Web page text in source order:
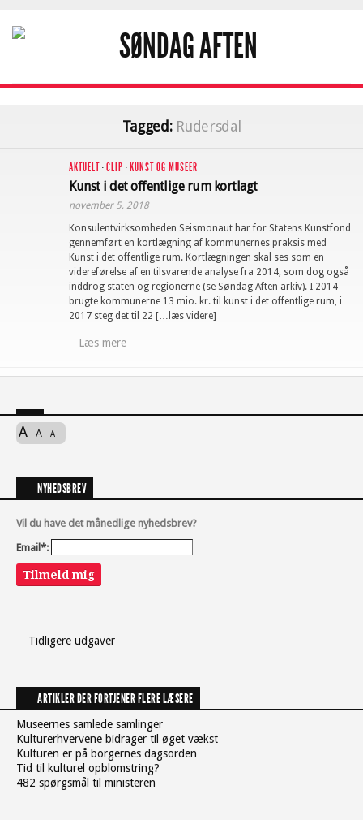
Tagged: Rudersdal
AKTUELT·CLIP · KUNST OG MUSEER
Kunst i det offentlige rum kortlagt
november 5, 2018
Konsulentvirksomheden Seismonaut har for Statens Kunstfond
gennemført en kortlægning af kommunernes praksis med
Kunst i det offentlige rum. Kortlægningen skal ses som en
videreførelse af en tilsvarende analyse fra 2014, som dog også
inddrog staten og regionerne (se Søndag Aften arkiv). I 2014
brugte kommunerne 13 mio. kr. til kunst i det offentlige rum, i
2017 steg det til 22 […læs videre]
Læs mere
A A A
NYHEDSBREV
Vil du have det månedlige nyhedsbrev?
Email*:
Tilmeld mig
Tidligere udgaver
ARTIKLER DER FORTJENER FLERE LÆSERE
Museernes samlede samlinger
Kulturerhvervene bidrager til øget vækst
Kulturen er på borgernes dagsorden
Tid til kulturel opblomstring?
482 spørgsmål til ministeren